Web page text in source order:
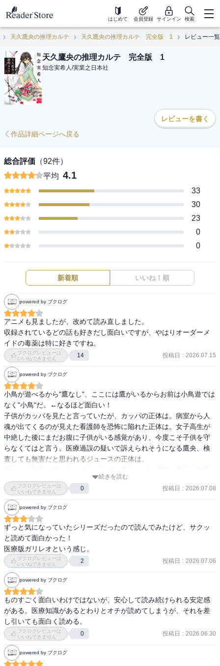
はじめて 会員登録 サインイン 検索
天久鷹央の推理カルテ 天久鷹央の推理カルテ 完全版 1 レビュー一覧
天久鷹央の推理カルテ 完全版 1
知念実希人/実業之日本社
レビューを書く
作品詳細ページへ戻る
総合評価 （92件）
平均 4.1
33
30
23
0
0
新着順 いいね！順
powered by ブクログ
アニメも見ましたが、改めて読み直しました。
収録されているどの話も好きだし面白いですが、やはりオーダーメ
イドの毒薬は特に好きですね。
ブクログレビューは
いいねできません
14 投稿日 : 2026.07.15
powered by ブクログ
小鳥が遊べるから"鷹なし"、ここには鷹がいるからお前は小鳥遊では
なく"小鳥"だ。←なるほど面白い！
子供がカッパを見たと言っていたが、カッパの正体は。病室から人
魂が出てくるのが見えた看護師を恐怖に陥れた正体は。女子高生が
中絶した後にまだお腹に子供がいる感覚があり、今度こそ子供を守
らなくてはと言う。医療過誤の疑いで訴えられそうになる鷹央、検
査しても無害だと思われるジュースの正体は。
長・小田原、小児科部長・熊川など多様ないいキャラが出てくるの
が魅力。
続きを読む
ブクログレビューは
いいねできません
0 投稿日 : 2026.07.08
powered by ブクログ
ずっと気になっていたシリーズだったので読んでみたけど、サクッ
と読めて面白かった！
医療版ガリレオという感じ。
ブクログレビューは
いいねできません
2 投稿日 : 2026.07.06
powered by ブクログ
ものすごく面白いわけではないが、安心して読み続けられる安定感
がある。医療知識があるとわりとオチが読めてしまうが、それを差
し引いても面白く読める。
ブクログレビューは
いいねできません
0 投稿日 : 2026.06.30
powered by ブクログ